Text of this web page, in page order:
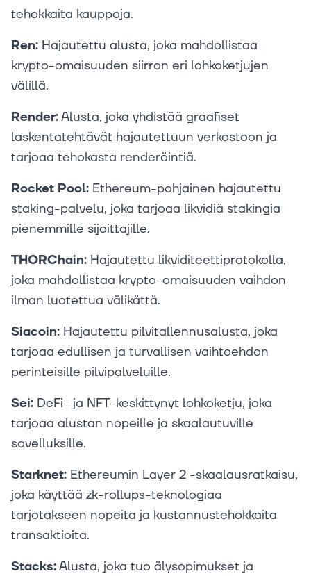
tehokkaita kauppoja.
Ren: Hajautettu alusta, joka mahdollistaa
krypto-omaisuuden siirron eri lohkoketjujen
välillä.
Render:Alusta, joka yhdistää graafiset
laskentatehtävät hajautettuun verkostoon ja
tarjoaa tehokasta renderöintiä.
Rocket Pool: Ethereum-pohjainen hajautettu
staking-palvelu, joka tarjoaa likvidiä stakingia
pienemmille sijoittajille.
THORChain: Hajautettu likviditeettiprotokolla,
joka mahdollistaa krypto-omaisuuden vaihdon
ilman luotettua välikättä.
Siacoin: Hajautettu pilvitallennusalusta, joka
tarjoaa edullisen ja turvallisen vaihtoehdon
perinteisille pilvipalveluille.
Sei: DeFi- ja NFT-keskittynyt lohkoketju, joka
tarjoaa alustan nopeille ja skaalautuville
sovelluksille.
Starknet: Ethereumin Layer 2 -skaalausratkaisu,
joka käyttää zk-rollups-teknologiaa
tarjotakseen nopeita ja kustannustehokkaita
transaktioita.
Stacks:Alusta, joka tuo älysopimukset ja